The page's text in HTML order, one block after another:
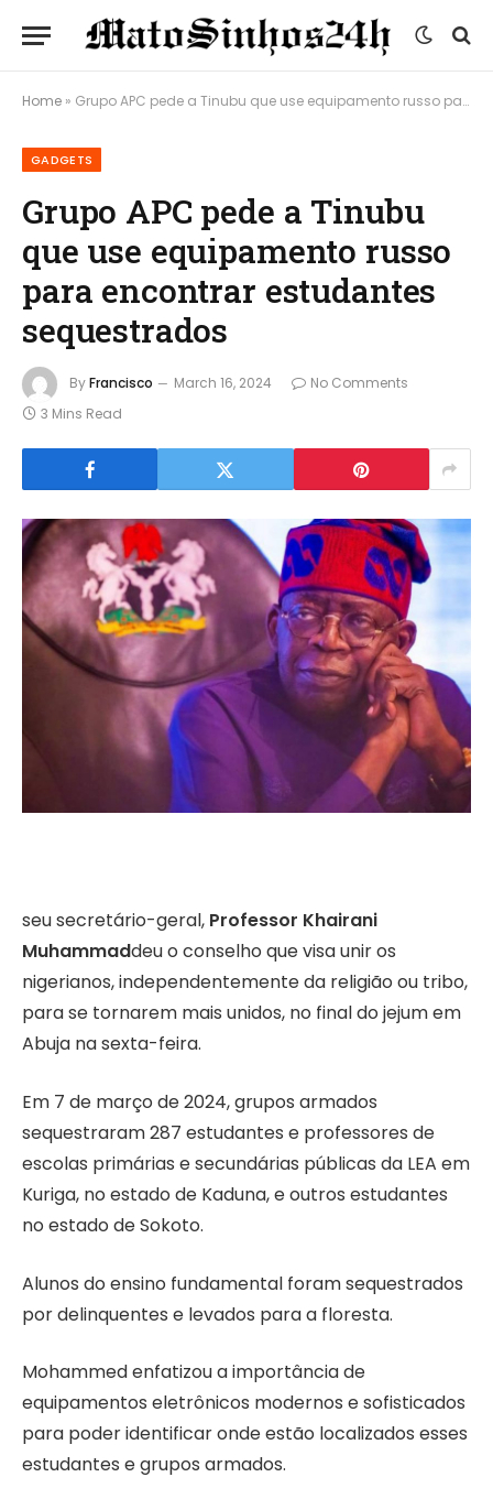
Home » Grupo APC pede a Tinubu que use equipamento russo para encontrar estudantes sequestrados
GADGETS
Grupo APC pede a Tinubu
que use equipamento russo
para encontrar estudantes
sequestrados
ByFrancisco March 16, 2024
No Comments
3 Mins Read
seu secretário-geral, Professor Khairani
Muhammaddeu o conselho que visa unir os
nigerianos, independentemente da religião ou tribo,
para se tornarem mais unidos, no final do jejum em
Abuja na sexta-feira.
Em 7 de março de 2024, grupos armados
sequestraram 287 estudantes e professores de
escolas primárias e secundárias públicas da LEA em
Kuriga, no estado de Kaduna, e outros estudantes
no estado de Sokoto.
Alunos do ensino fundamental foram sequestrados
por delinquentes e levados para a floresta.
Mohammed enfatizou a importância de
equipamentos eletrônicos modernos e sofisticados
para poder identificar onde estão localizados esses
estudantes e grupos armados.